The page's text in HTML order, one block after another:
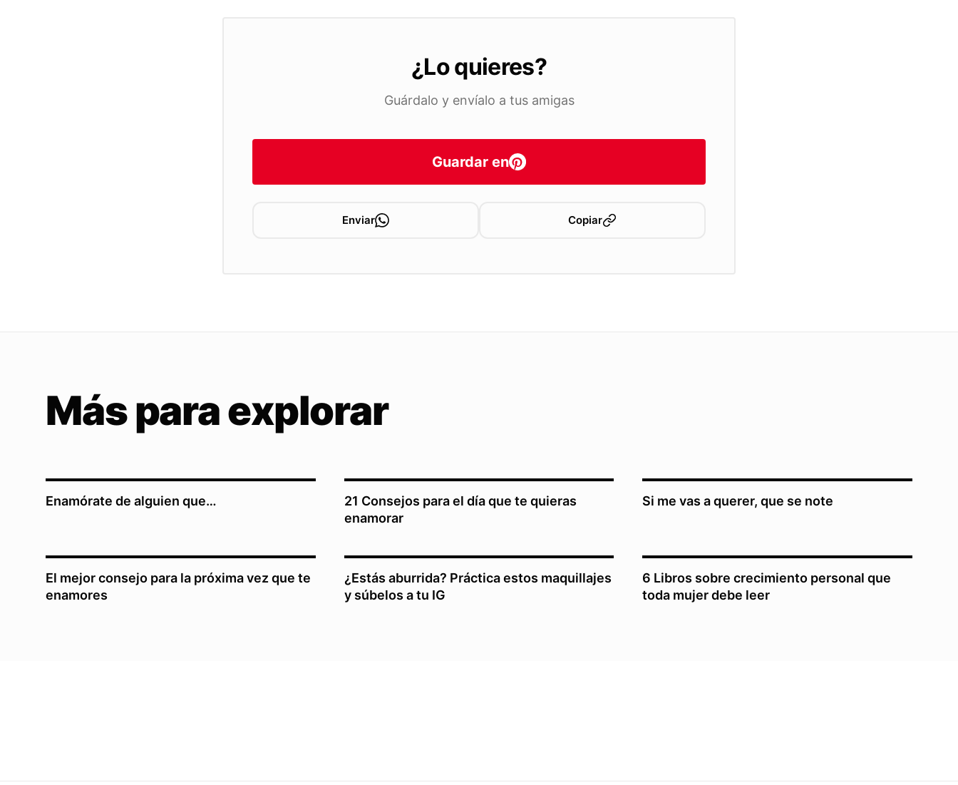
¿Lo quieres?
Guárdalo y envíalo a tus amigas
Guardar en
Enviar Copiar
Más para explorar
Enamórate de alguien que…
21 Consejos para el día que te quieras
enamorar
Si me vas a querer, que se note
El mejor consejo para la próxima vez que te
enamores
¿Estás aburrida? Práctica estos maquillajes
y súbelos a tu IG
6 Libros sobre crecimiento personal que
toda mujer debe leer